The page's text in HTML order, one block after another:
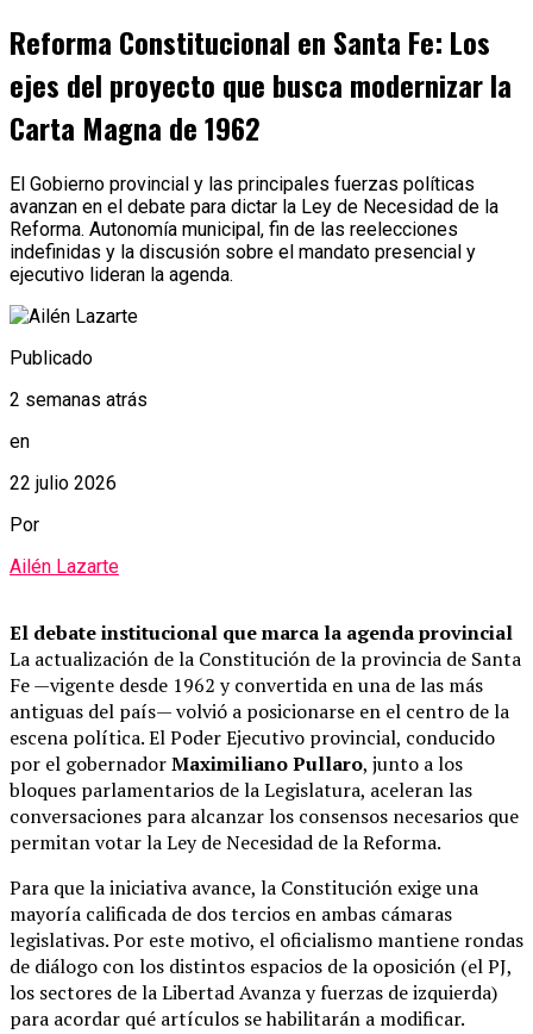
Reforma Constitucional en Santa Fe: Los
ejes del proyecto que busca modernizar la
Carta Magna de 1962
El Gobierno provincial y las principales fuerzas políticas
avanzan en el debate para dictar la Ley de Necesidad de la
Reforma. Autonomía municipal, fin de las reelecciones
indefinidas y la discusión sobre el mandato presencial y
ejecutivo lideran la agenda.
Publicado
2 semanas atrás
en
22 julio 2026
Por
Ailén Lazarte
El debate institucional que marca la agenda provincial
La actualización de la Constitución de la provincia de Santa
Fe —vigente desde 1962 y convertida en una de las más
antiguas del país— volvió a posicionarse en el centro de la
escena política. El Poder Ejecutivo provincial, conducido
por el gobernadorMaximiliano Pullaro, junto a los
bloques parlamentarios de la Legislatura, aceleran las
conversaciones para alcanzar los consensos necesarios que
permitan votar la Ley de Necesidad de la Reforma.
Para que la iniciativa avance, la Constitución exige una
mayoría calificada de dos tercios en ambas cámaras
legislativas. Por este motivo, el oficialismo mantiene rondas
de diálogo con los distintos espacios de la oposición (el PJ,
los sectores de la Libertad Avanza y fuerzas de izquierda)
para acordar qué artículos se habilitarán a modificar.